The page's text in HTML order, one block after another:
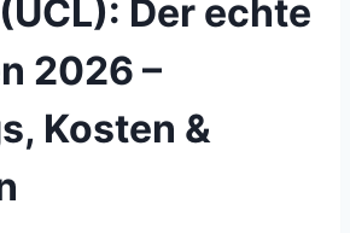
Der echte
2026 –
Kosten &